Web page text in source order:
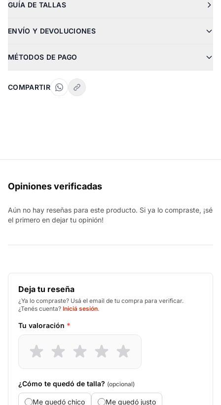
GUÍA DE TALLAS
ENVÍO Y DEVOLUCIONES
MÉTODOS DE PAGO
COMPARTIR
Opiniones verificadas
Aún no hay reseñas para este producto. Si ya lo compraste, ¡sé
el primero en dejar tu opinión!
Deja tu reseña
¿Ya lo compraste? Usá el email de tu compra para verificar.
¿Tenés cuenta? Iniciá sesión.
Tu valoración *
¿Cómo te quedó de talla? (opcional)
Me quedó chico Me quedó justo